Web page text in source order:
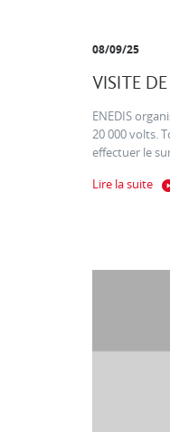
08/09/25
VISITE
ENEDIS
20 000 volts.
effectuer le
Lire la suite